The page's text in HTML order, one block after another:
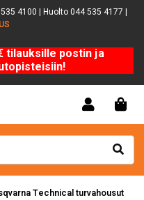
4100 | Huolto 044 535 4177 |
tilauksille postin ja
Technical turvahousut